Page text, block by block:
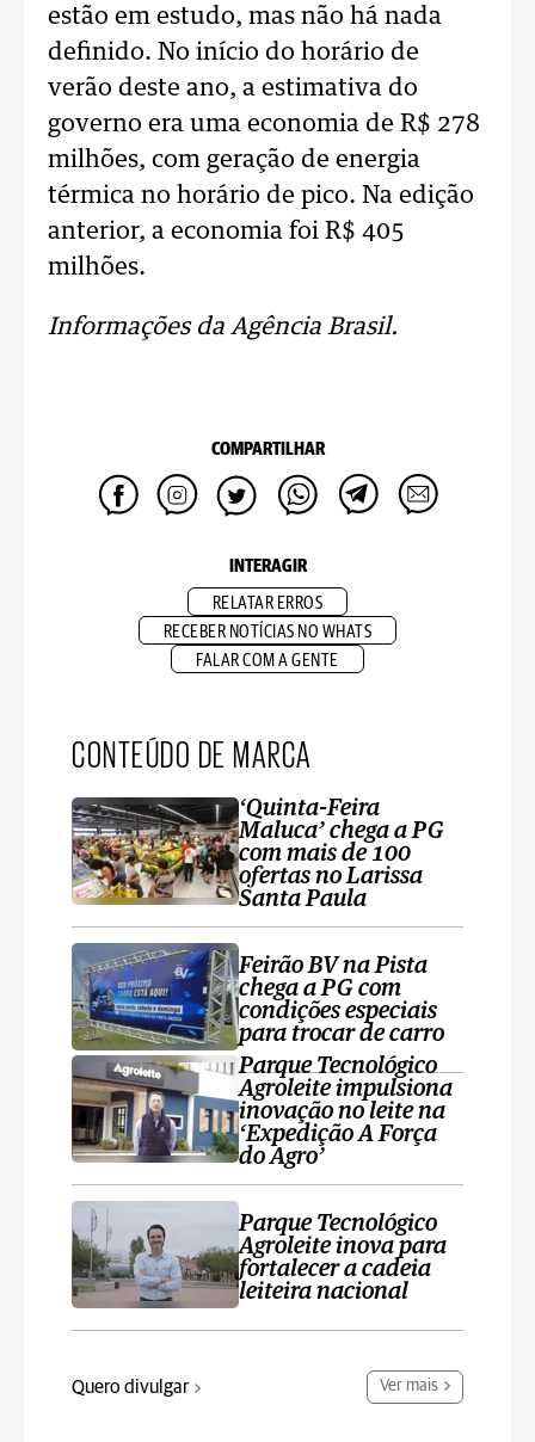
estão em estudo, mas não há nada
definido. No início do horário de
verão deste ano, a estimativa do
governo era uma economia de R$ 278
milhões, com geração de energia
térmica no horário de pico. Na edição
anterior, a economia foi R$ 405
milhões.
Informações da Agência Brasil.
COMPARTILHAR
INTERAGIR
RELATAR ERROS
RECEBER NOTÍCIAS NO WHATS
FALAR COM A GENTE
CONTEÚDO DE MARCA
‘Quinta-Feira
Maluca’ chega a PG
com mais de 100
ofertas no Larissa
Santa Paula
Feirão BV na Pista
chega a PG com
condições especiais
para trocar de carro
Parque Tecnológico
Agroleite impulsiona
inovação no leite na
‘Expedição A Força
do Agro’
Parque Tecnológico
Agroleite inova para
fortalecer a cadeia
leiteira nacional
Quero divulgar Ver mais